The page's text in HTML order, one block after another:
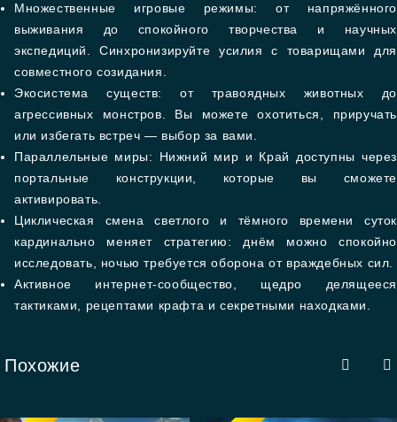
Множественные игровые режимы: от напряжённого
выживания до спокойного творчества и научных
экспедиций. Синхронизируйте усилия с товарищами для
совместного созидания.
Экосистема существ: от травоядных животных до
агрессивных монстров. Вы можете охотиться, приручать
или избегать встреч — выбор за вами.
Параллельные миры: Нижний мир и Край доступны через
портальные конструкции, которые вы сможете
активировать.
Циклическая смена светлого и тёмного времени суток
кардинально меняет стратегию: днём можно спокойно
исследовать, ночью требуется оборона от враждебных сил.
Активное интернет-сообщество, щедро делящееся
тактиками, рецептами крафта и секретными находками.
Похожие